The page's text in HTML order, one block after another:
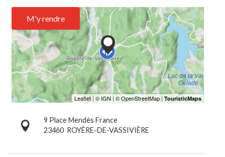
M'y rendre
9 Place Mendès France
23460 ROYÈRE-DE-VASSIVIÈRE